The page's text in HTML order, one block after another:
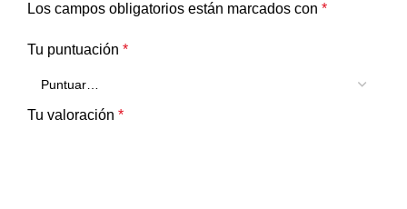
Los campos obligatorios están marcados con *
Tu puntuación *
Tu valoración *